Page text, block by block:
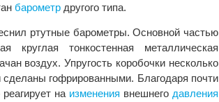
барометр другого типа.
ртутные барометры. Основной частью
круглая тонкостенная металлическая
воздух. Упругость коробочки несколько
гофрированными. Благодаря почти
на изменения внешнего давления